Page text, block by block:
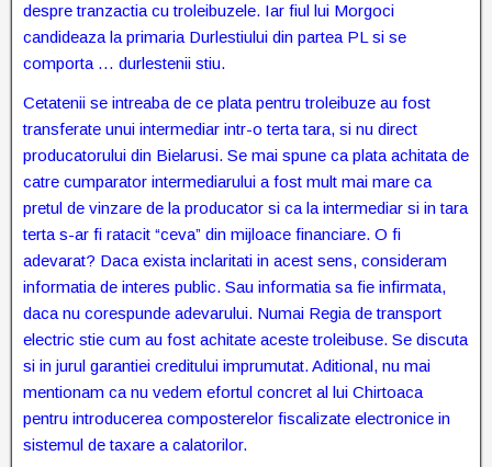
despre tranzactia cu troleibuzele. Iar fiul lui Morgoci
candideaza la primaria Durlestiului din partea PL si se
comporta … durlestenii stiu.
Cetatenii se intreaba de ce plata pentru troleibuze au fost
transferate unui intermediar intr-o terta tara, si nu direct
producatorului din Bielarusi. Se mai spune ca plata achitata de
catre cumparator intermediarului a fost mult mai mare ca
pretul de vinzare de la producator si ca la intermediar si in tara
terta s-ar fi ratacit “ceva” din mijloace financiare. O fi
adevarat? Daca exista inclaritati in acest sens, consideram
informatia de interes public. Sau informatia sa fie infirmata,
daca nu corespunde adevarului. Numai Regia de transport
electric stie cum au fost achitate aceste troleibuse. Se discuta
si in jurul garantiei creditului imprumutat. Aditional, nu mai
mentionam ca nu vedem efortul concret al lui Chirtoaca
pentru introducerea composterelor fiscalizate electronice in
sistemul de taxare a calatorilor.